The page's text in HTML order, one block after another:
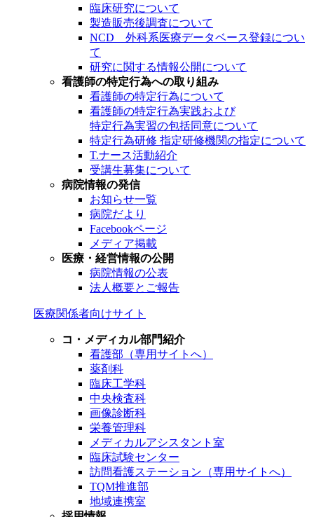
臨床研究について
製造販売後調査について
NCD 外科系医療データベース登録につい
て
研究に関する情報公開について
看護師の特定行為への取り組み
看護師の特定行為について
看護師の特定行為実践および
特定行為実習の包括同意について
特定行為研修 指定研修機関の指定について
T.ナース活動紹介
受講生募集について
病院情報の発信
お知らせ一覧
病院だより
Facebookページ
メディア掲載
医療・経営情報の公開
病院情報の公表
法人概要とご報告
医療関係者向けサイト
コ・メディカル部門紹介
看護部（専用サイトへ）
薬剤科
臨床工学科
中央検査科
画像診断科
栄養管理科
メディカルアシスタント室
臨床試験センター
訪問看護ステーション（専用サイトへ）
TQM推進部
地域連携室